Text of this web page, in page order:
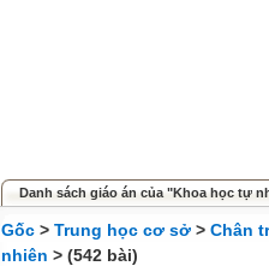
Danh sách giáo án của "Khoa học tự
Gốc > Trung học cơ sở > Chân
nhiên > (542 bài)